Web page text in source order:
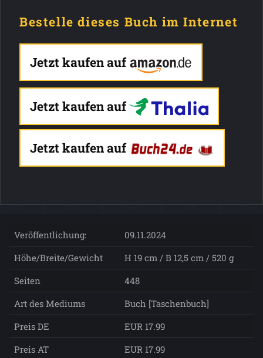
Bestelle dieses Buch im Internet
Jetzt kaufen auf
Jetzt kaufen auf
Jetzt kaufen auf
Veröffentlichung:
09.11.2024
Höhe/Breite/Gewicht
H 19 cm / B 12,5 cm / 520 g
Seiten
448
Art des Mediums
Buch [Taschenbuch]
Preis DE
EUR 17.99
Preis AT
EUR 17.99